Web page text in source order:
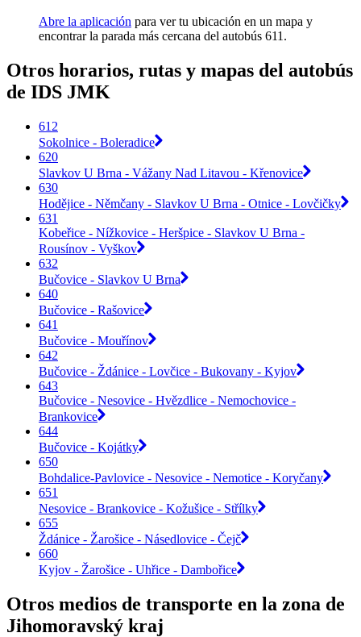
Abre la aplicación para ver tu ubicación en un mapa y
encontrar la parada más cercana del autobús 611.
Otros horarios, rutas y mapas del autobús
de IDS JMK
612
Sokolnice - Boleradice
620
Slavkov U Brna - Vážany Nad Litavou - Křenovice
630
Hodějice - Němčany - Slavkov U Brna - Otnice - Lovčičky
631
Kobeřice - Nížkovice - Heršpice - Slavkov U Brna -
Rousínov - Vyškov
632
Bučovice - Slavkov U Brna
640
Bučovice - Rašovice
641
Bučovice - Mouřínov
642
Bučovice - Ždánice - Lovčice - Bukovany - Kyjov
643
Bučovice - Nesovice - Hvězdlice - Nemochovice -
Brankovice
644
Bučovice - Kojátky
650
Bohdalice-Pavlovice - Nesovice - Nemotice - Koryčany
651
Nesovice - Brankovice - Kožušice - Střílky
655
Ždánice - Žarošice - Násedlovice - Čejč
660
Kyjov - Žarošice - Uhřice - Dambořice
Otros medios de transporte en la zona de
Jihomoravský kraj